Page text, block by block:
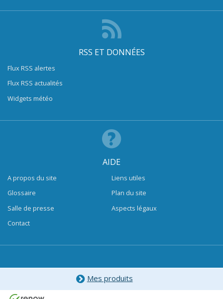
RSS ET DONNÉES
Flux RSS alertes
Flux RSS actualités
Widgets météo
AIDE
A propos du site
Glossaire
Salle de presse
Contact
Liens utiles
Plan du site
Aspects légaux
Mes produits